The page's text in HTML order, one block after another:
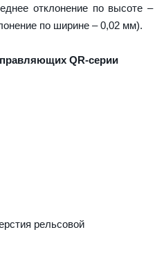
отклонение по высоте –
по ширине – 0,02 мм).
QR-серии
рельсовой